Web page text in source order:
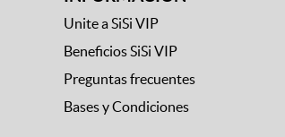
Unite a SiSi VIP
Beneficios SiSi VIP
Preguntas frecuentes
Bases y Condiciones